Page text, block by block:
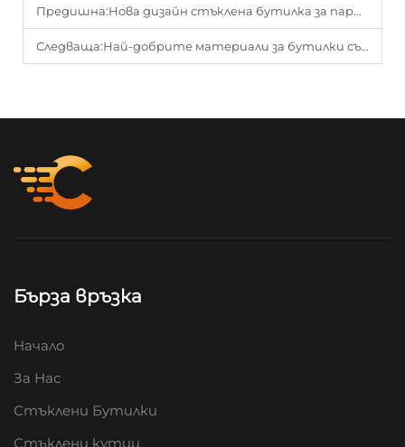
Предишна:Нова дизайн стъклена бутилка за парфюм: Създайте вашето ексклузивно преживяване
Следваща:Най-добрите материали за бутилки със сироп против кашлица: стъкло срещу пластмаса
Бърза връзка
Начало
За Нас
Стъклени Бутилки
Стъклени кутии